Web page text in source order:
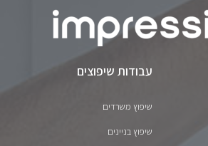
עבודות שיפוצים
שיפוץ משרדים
שיפוץ בניינים